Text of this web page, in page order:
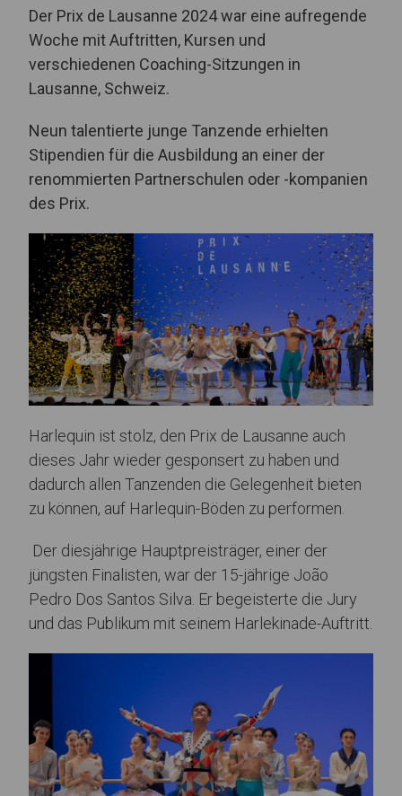
Der Prix de Lausanne 2024 war eine aufregende
Woche mit Auftritten, Kursen und
verschiedenen Coaching-Sitzungen in
Lausanne, Schweiz.
Neun talentierte junge Tanzende erhielten
Stipendien für die Ausbildung an einer der
renommierten Partnerschulen oder -kompanien
des Prix.
Harlequin ist stolz, den Prix de Lausanne auch
dieses Jahr wieder gesponsert zu haben und
dadurch allen Tanzenden die Gelegenheit bieten
zu können, auf Harlequin-Böden zu performen.
Der diesjährige Hauptpreisträger, einer der
jüngsten Finalisten, war der 15-jährige João
Pedro Dos Santos Silva. Er begeisterte die Jury
und das Publikum mit seinem Harlekinade-Auftritt.